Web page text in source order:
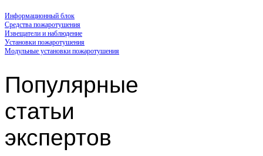
Информационный блок
Средства пожаротушения
Извещатели и наблюдение
Установки пожаротушения
Модульные установки пожаротушения
Популярные
статьи
экспертов